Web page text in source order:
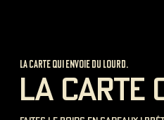
new shop
GIESSEN